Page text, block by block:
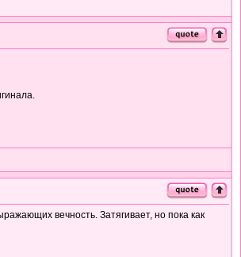
вечность. Затягивает, но пока как